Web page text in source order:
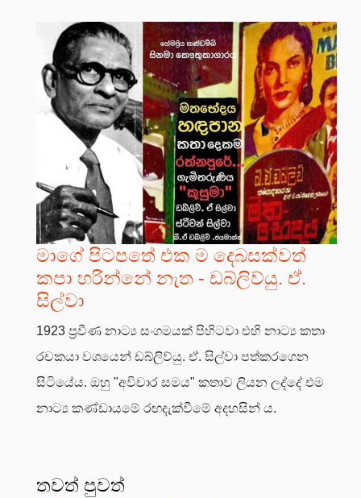
මාගේ පිටපතේ එක ම දෙබසක්වත්
කපා හරින්නේ නැත - ඩබ්ලිව්යු. ඒ.
සිල්වා
1923 ප්‍රවීණ නාට්‍ය සංගමයක් පිහිටවා එහි නාට්‍ය කතා
රචකයා වශයෙන් ඩබ්ලිව්යු. ඒ. සිල්වා පත්කරගෙන
සිටියේය. ඔහු "අවිචාර සමය" කතාව ලියන ලද්දේ එම
නාට්‍ය කණ්ඩායමේ රඟදැක්වීමේ අදහසින් ය.
තවත් පුවත්